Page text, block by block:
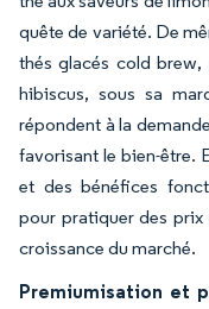
quête de variété. De
thés glacés cold brew,
hibiscus, sous sa
répondent à la
favorisant le bien-être.
et des bénéfices
pour pratiquer des
croissance du marché.
Premiumisation et